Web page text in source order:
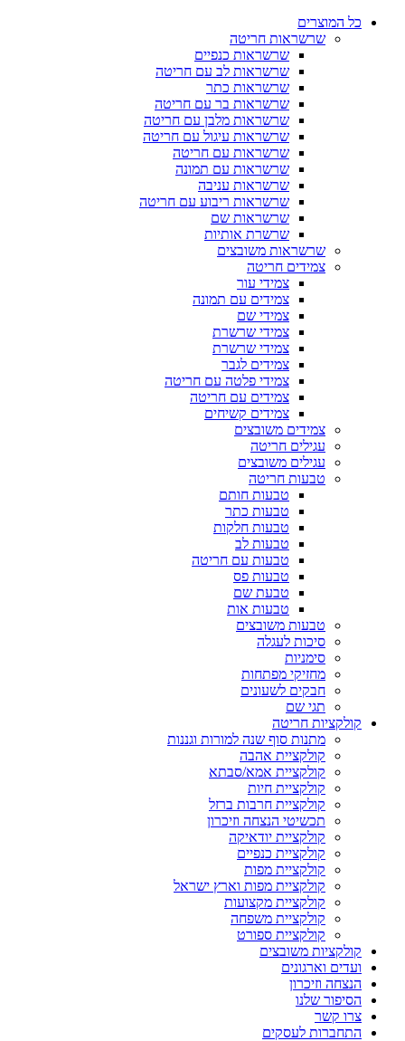
כל המוצרים
שרשראות חריטה
שרשראות כנפיים
שרשראות לב עם חריטה
שרשראות כתר
שרשראות בר עם חריטה
שרשראות מלבן עם חריטה
שרשראות עיגול עם חריטה
שרשראות עם חריטה
שרשראות עם תמונה
שרשראות עניבה
שרשראות ריבוע עם חריטה
שרשראות שם
שרשרת אותיות
שרשראות משובצים
צמידים חריטה
צמידי עור
צמידים עם תמונה
צמידי שם
צמידי שרשרת
צמידי שרשרת
צמידים לגבר
צמידי פלטה עם חריטה
צמידים עם חריטה
צמידים קשיחים
צמידים משובצים
עגילים חריטה
עגילים משובצים
טבעות חריטה
טבעות חותם
טבעות כתר
טבעות חלקות
טבעות לב
טבעות עם חריטה
טבעות פס
טבעת שם
טבעות אות
טבעות משובצים
סיכות לעגלה
סימניות
מחזיקי מפתחות
חבקים לשעונים
תגי שם
קולקציות חריטה
מתנות סוף שנה למורות וגננות
קולקציית אהבה
קולקציית אמא/סבתא
קולקציית חיות
קולקציית חרבות ברזל
תכשיטי הנצחה וזיכרון
קולקציית יודאיקה
קולקציית כנפיים
קולקציית מפות
קולקציית מפות וארץ ישראל
קולקציית מקצועות
קולקציית משפחה
קולקציית ספורט
קולקציות משובצים
ועדים וארגונים
הנצחה וזיכרון
הסיפור שלנו
צרו קשר
התחברות לעסקים